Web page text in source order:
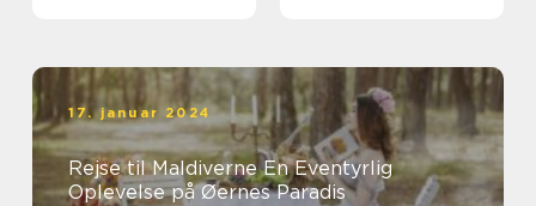
17. januar 2024
Rejse til Maldiverne En Eventyrlig
Oplevelse på Øernes Paradis